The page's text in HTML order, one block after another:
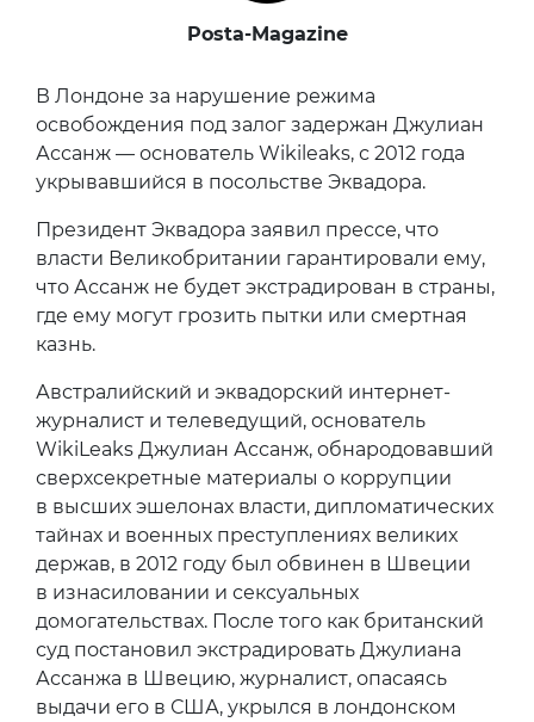
Posta-Magazine
В Лондоне за нарушение режима
освобождения под залог задержан Джулиан
Ассанж — основатель Wikileaks, с 2012 года
укрывавшийся в посольстве Эквадора.
Президент Эквадора заявил прессе, что
власти Великобритании гарантировали ему,
что Ассанж не будет экстрадирован в страны,
где ему могут грозить пытки или смертная
казнь.
Австралийский и эквадорский интернет-
журналист и телеведущий, основатель
WikiLeaks Джулиан Ассанж, обнародовавший
сверхсекретные материалы о коррупции
в высших эшелонах власти, дипломатических
тайнах и военных преступлениях великих
держав, в 2012 году был обвинен в Швеции
в изнасиловании и сексуальных
домогательствах. После того как британский
суд постановил экстрадировать Джулиана
Ассанжа в Швецию, журналист, опасаясь
выдачи его в США, укрылся в лондонском